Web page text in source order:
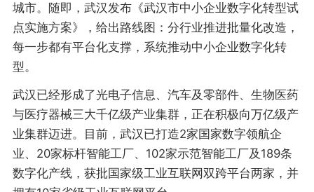
城市。随即，武汉发布《武汉市中小企业数字化转型试
点实施方案》，给出路线图：分行业推进批量化改造，
每一步都有平台化支撑，系统推动中小企业数字化转
型。
武汉已经形成了光电子信息、汽车及零部件、生物医药
与医疗器械三大千亿级产业集群，正在积极向万亿级产
业集群迈进。目前，武汉已打造2家国家数字领航企
业、20家标杆智能工厂、102家示范智能工厂及189条
数字化产线，获批国家级工业互联网双跨平台两家，并